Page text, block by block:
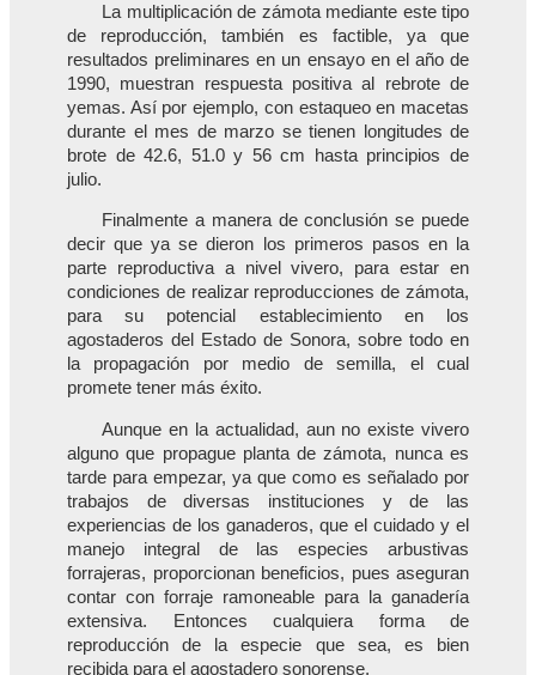
La multiplicación de zámota mediante este tipo
de reproducción, también es factible, ya que
resultados preliminares en un ensayo en el año de
1990, muestran respuesta positiva al rebrote de
yemas. Así por ejemplo, con estaqueo en macetas
durante el mes de marzo se tienen longitudes de
brote de 42.6, 51.0 y 56 cm hasta principios de
julio.
Finalmente a manera de conclusión se puede
decir que ya se dieron los primeros pasos en la
parte reproductiva a nivel vivero, para estar en
condiciones de realizar reproducciones de zámota,
para su potencial establecimiento en los
agostaderos del Estado de Sonora, sobre todo en
la propagación por medio de semilla, el cual
promete tener más éxito.
Aunque en la actualidad, aun no existe vivero
alguno que propague planta de zámota, nunca es
tarde para empezar, ya que como es señalado por
trabajos de diversas instituciones y de las
experiencias de los ganaderos, que el cuidado y el
manejo integral de las especies arbustivas
forrajeras, proporcionan beneficios, pues aseguran
contar con forraje ramoneable para la ganadería
extensiva. Entonces cualquiera forma de
reproducción de la especie que sea, es bien
recibida para el agostadero sonorense.